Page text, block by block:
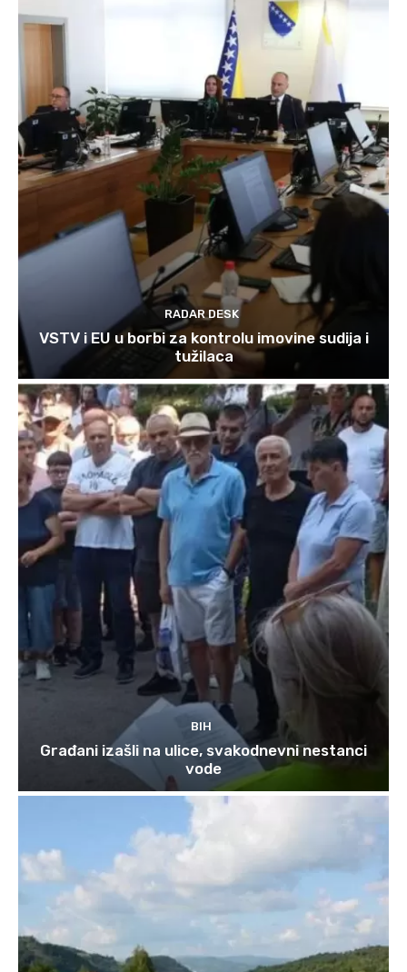
RADAR DESK
VSTV i EU u borbi za kontrolu imovine sudija i
tužilaca
BIH
Građani izašli na ulice, svakodnevni nestanci
vode